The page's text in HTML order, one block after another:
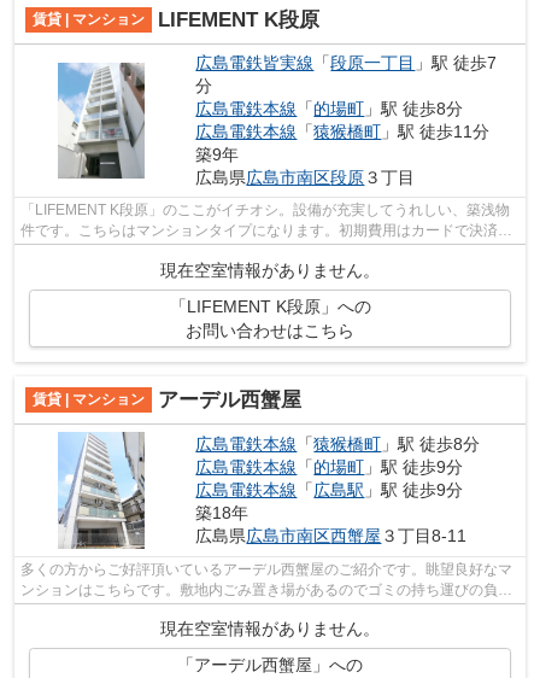
賃貸 | マンション LIFEMENT K段原
広島電鉄皆実線 「段原一丁目 」駅 徒歩7
分
広島電鉄本線 「的場町 」駅 徒歩8分
広島電鉄本線 「猿猴橋町 」駅 徒歩11分
築9年
広島県広島市南区段原３丁目
「LIFEMENT K段原」のここがイチオシ。設備が充実してうれしい、築浅物
件です。こちらはマンションタイプになります。初期費用はカードで決済い
ただけます。広島市南区エリアと広島電...
現在空室情報がありません。
「LIFEMENT K段原」への
お問い合わせはこちら
賃貸 | マンション アーデル西蟹屋
広島電鉄本線 「猿猴橋町 」駅 徒歩8分
広島電鉄本線 「的場町 」駅 徒歩9分
広島電鉄本線 「広島駅 」駅 徒歩9分
築18年
広島県広島市南区西蟹屋 ３丁目8-11
多くの方からご好評頂いているアーデル西蟹屋のご紹介です。眺望良好なマ
ンションはこちらです。敷地内ごみ置き場があるのでゴミの持ち運びの負担
を少しでも減らすことができます。場...
現在空室情報がありません。
「アーデル西蟹屋」への